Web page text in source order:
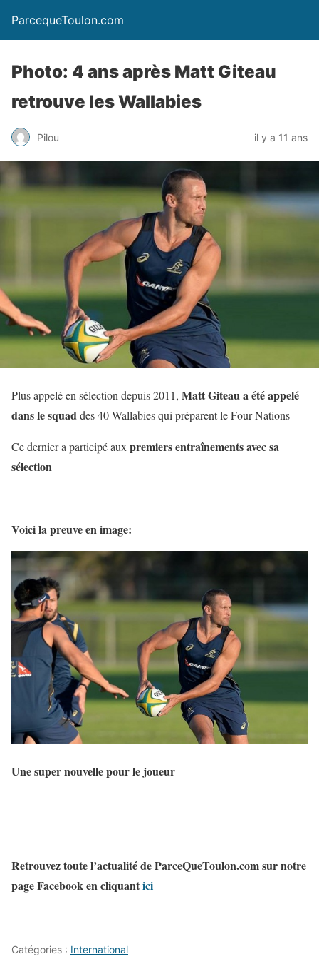
ParcequeToulon.com
Photo: 4 ans après Matt Giteau
retrouve les Wallabies
Pilou il y a 11 ans
Plus appelé en sélection depuis 2011, Matt Giteau a été appelé
dans le squaddes 40 Wallabies qui préparent le Four Nations
Ce dernier a participé auxpremiers entraînements avec sa
sélection
Voici la preuve en image:
Une super nouvelle pour le joueur
Retrouvez toute l’actualité de ParceQueToulon.com sur notre
page Facebook en cliquantici
Catégories : International